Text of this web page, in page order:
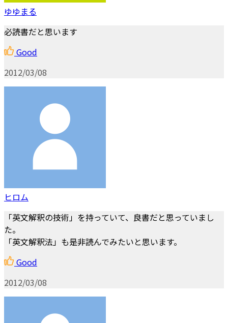
ゆゆまる
必読書だと思います
Good
2012/03/08
ヒロム
「英文解釈の技術」を持っていて、良書だと思っていまし
た。
「英文解釈法」も是非読んでみたいと思います。
Good
2012/03/08